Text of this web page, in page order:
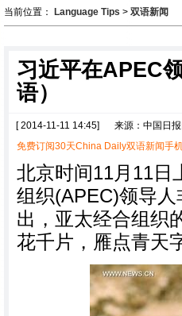
当前位置： Language Tips > 双语新闻
习近平在APEC
语）
[ 2014-11-11 14:45]
来源：中国日报
免费订阅30天China Daily双语新闻手
北京时间11月11日
组织(APEC)领导
出，亚太经合组织
花千片，雁点青天